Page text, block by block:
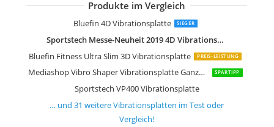
Produkte im Vergleich
Bluefin 4D Vibrationsplatte SIEGER
Sportstech Messe-Neuheit 2019 4D Vibrationsplatte
Bluefin Fitness Ultra Slim 3D Vibrationsplatte
PREIS-LEISTUNG
Mediashop Vibro Shaper Vibrationsplatte Ganzkörper Trainingsgerät SPARTIPP
Sportstech VP400 Vibrationsplatte
Sportstech Profi Vibrationsplatte
Bluefin Fitness 3D Dual-Motor
Kwasyo 3D Power Vibrationsplatte
Sportstech Vibrationsplatte VP200
Bluefin Fitness Vibrationsplatte Pro
skandika 4D Vibrationsplatte V2000
skandika 4D Vibrationsplatte V2500
Skandika 1091 Vibration Plate Home
Sportstech Vibrationsplatte VP210
skandika 900 Plus Vibrationsplatte
Klarfit Vibe 4DX Vibrationsplatte
Klarfit Vibe VX Vibrationsplatte
skandika Home Vibration Plate 500
Navaris Vibrationsplatte Ganzkörper
skandika Vibrationsplatte Virke aus
Skandika Vibrationsplatte V1 Twin
Mediashop VibroLegs Massage Gerät
… und31 weitereVibrationsplatten im Test oder
Vergleich!